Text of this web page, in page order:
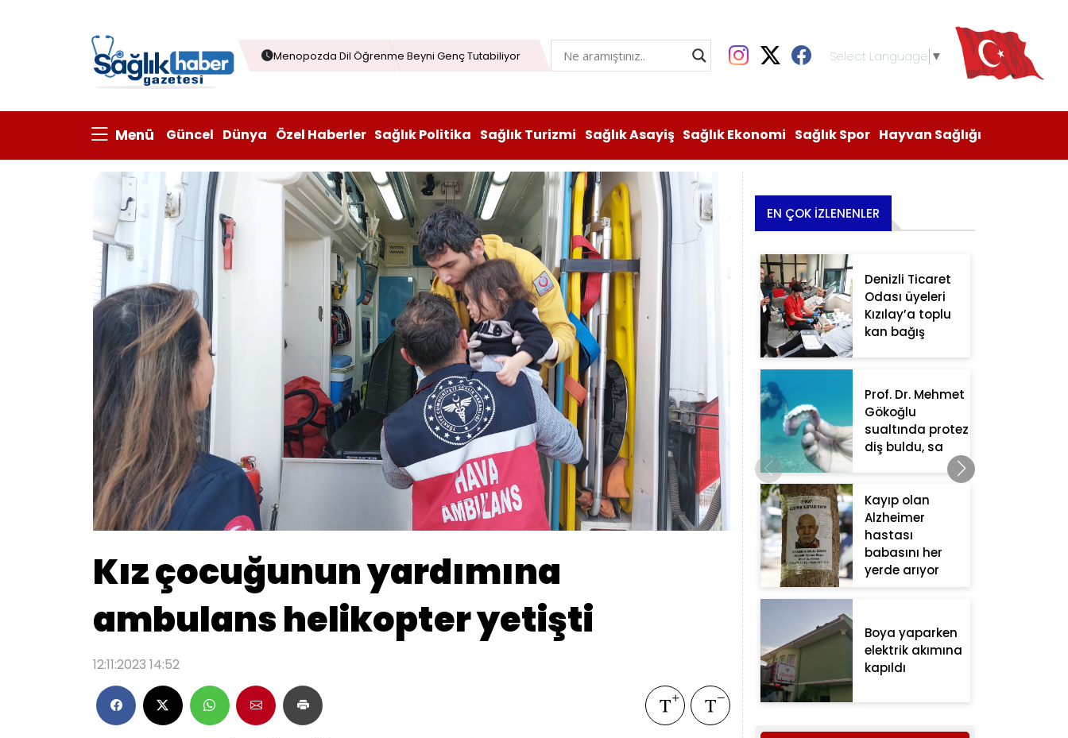
Ramazan’da Kızılay’dan İftar Sonrası Kan Bağışı
Çağrısı
Select Language ▼
Menü Güncel Dünya Özel Haberler Sağlık Politika Sağlık Turizmi Sağlık Asayiş Sağlık Ekonomi Sağlık Spor Hayvan Sağlığı
Kız çocuğunun yardımına
ambulans helikopter yetişti
12:11:2023 14:52
EN ÇOK İZLENENLER
Denizli Ticaret
Odası üyeleri
Kızılay’a toplu
kan bağış
Prof. Dr. Mehmet
Gökoğlu
sualtında protez
diş buldu, sa
Kayıp olan
Alzheimer
hastası
babasını her
yerde arıyor
Boya yaparken
elektrik akımına
kapıldı